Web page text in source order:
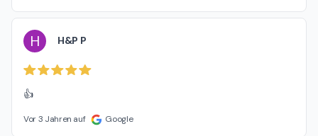
H H&P P
👍
Vor 3 Jahren auf Google